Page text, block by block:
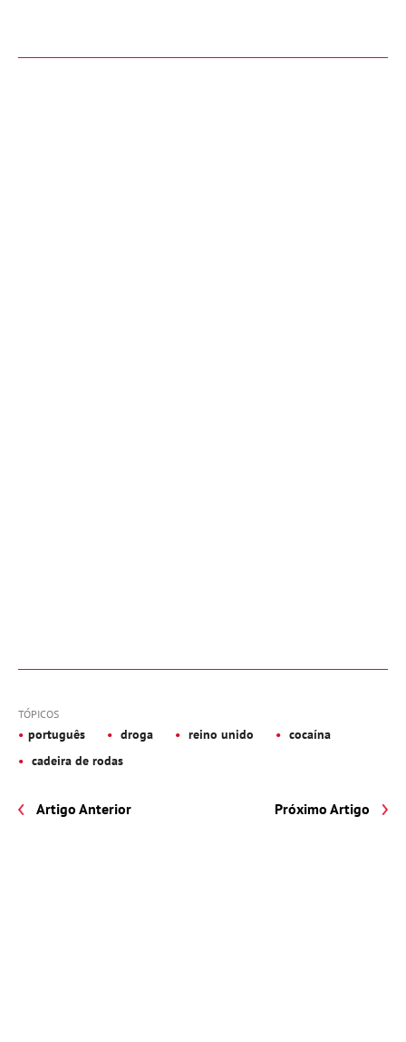
TÓPICOS
português droga reino unido
cocaína
cadeira de rodas
Artigo Anterior Próximo Artigo